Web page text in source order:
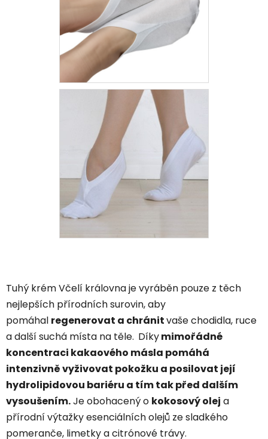
Tuhý krém Včelí královna je vyráběn pouze z těch
nejlepších přírodních surovin, aby
pomáhal regenerovat a chránitvaše chodidla, ruce
a další suchá místa na těle. Díkymimořádné
koncentraci kakaového másla pomáhá
intenzivně vyživovat pokožku a posilovat její
hydrolipidovou bariéru a tím tak před dalším
vysoušením.Je obohacený o kokosový olej a
přírodní výtažky esenciálních olejů ze sladkého
pomeranče, limetky a citrónové trávy.